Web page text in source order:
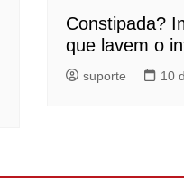
Constipada?
que lavem o
suporte 10